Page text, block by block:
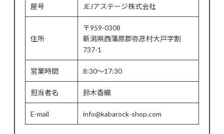
屋号 JEJアステージ株式会社
住所
〒959-0308
新潟県西蒲原郡弥彦村大戸字割
737-1
営業時間 8:30～17:30
担当者名 鈴木香織
E-mail info@kabarock-shop.com